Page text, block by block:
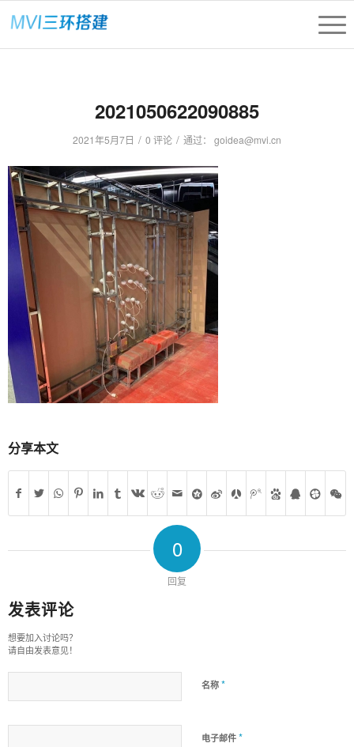
2021050622090885
2021年5月7日 / 0 评论 / 通过： goidea@mvi.cn
分享本文
0
回复
发表评论
想要加入讨论吗？
请自由发表意见！
名称 *
电子邮件 *